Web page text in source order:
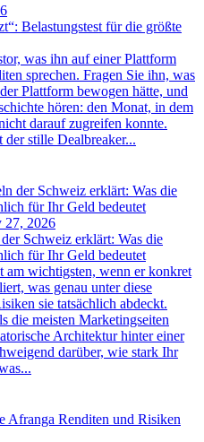
Belastungstest für die größte
was ihn auf einer Plattform
sprechen. Fragen Sie ihn, was
Plattform bewogen hätte, und
hören: den Monat, in dem
darauf zugreifen konnte.
stille Dealbreaker...
27, 2026
Schweiz erklärt: Was die
für Ihr Geld bedeutet
am wichtigsten, wenn er konkret
was genau unter diese
sie tatsächlich abdeckt.
die meisten Marketingseiten
Architektur hinter einer
darüber, wie stark Ihr